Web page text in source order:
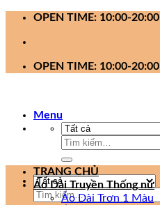
OPEN TIME: 10:00-20:00
OPEN TIME: 10:00-20:00
Menu
Tìm
Tìm
TRANG CHỦ
Áo Dài Truyền Thống nữ
Áo Dài Trơn 1 Màu